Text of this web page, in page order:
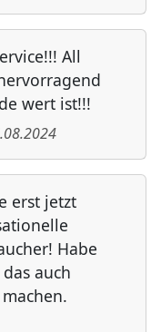
All
wert ist!!!
erst jetzt
Habe
auch